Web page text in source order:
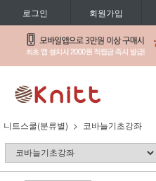
로그인 회원가입
니트스쿨(분류별) 코바늘기초강좌